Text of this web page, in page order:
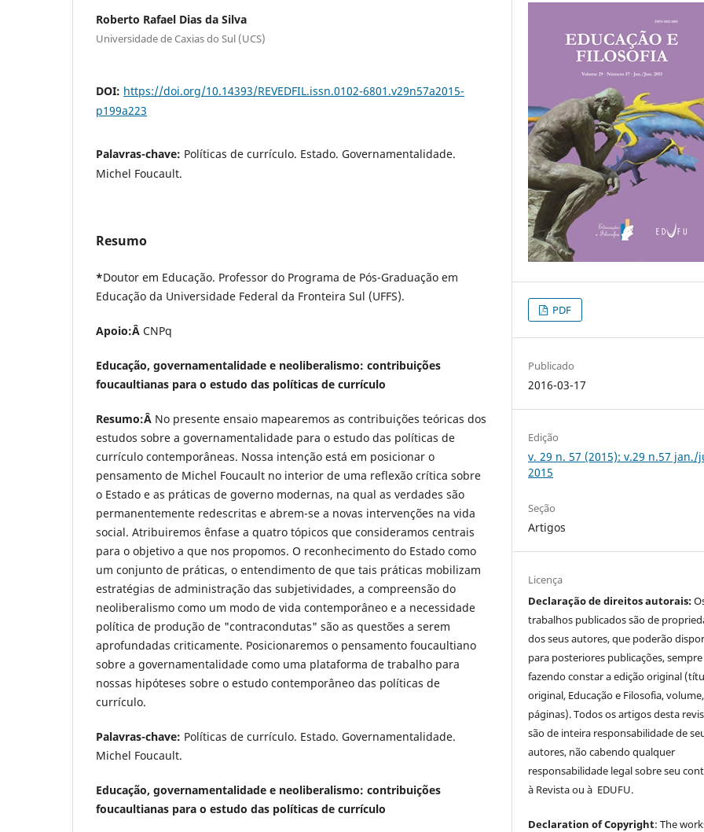
Roberto Rafael Dias da Silva
Universidade de Caxias do Sul (UCS)
DOI: https://doi.org/10.14393/REVEDFIL.issn.0102-6801.v29n57a2015-
p199a223
Palavras-chave: Políticas de currículo. Estado. Governamentalidade.
Michel Foucault.
Resumo
*Doutor em Educação. Professor do Programa de Pós-Graduação em
Educação da Universidade Federal da Fronteira Sul (UFFS).
Apoio:Â CNPq
Educação, governamentalidade e neoliberalismo: contribuições
foucaultianas para o estudo das políticas de currículo
Resumo:Â No presente ensaio mapearemos as contribuições teóricas dos
estudos sobre a governamentalidade para o estudo das políticas de
currículo contemporâneas. Nossa intenção está em posicionar o
pensamento de Michel Foucault no interior de uma reflexão crítica sobre
o Estado e as práticas de governo modernas, na qual as verdades são
permanentemente redescritas e abrem-se a novas intervenções na vida
social. Atribuiremos ênfase a quatro tópicos que consideramos centrais
para o objetivo a que nos propomos. O reconhecimento do Estado como
um conjunto de práticas, o entendimento de que tais práticas mobilizam
estratégias de administração das subjetividades, a compreensão do
neoliberalismo como um modo de vida contemporâneo e a necessidade
política de produção de "contracondutas" são as questões a serem
aprofundadas criticamente. Posicionaremos o pensamento foucaultiano
sobre a governamentalidade como uma plataforma de trabalho para
nossas hipóteses sobre o estudo contemporâneo das políticas de
currículo.
Palavras-chave: Políticas de currículo. Estado. Governamentalidade.
Michel Foucault.
Educação, governamentalidade e neoliberalismo: contribuições
foucaultianas para o estudo das políticas de currículo
PDF
Publicado
2016-03-17
Edição
v. 29 n. 57 (2015): v.29 n.57 jan./
2015
Seção
Artigos
Licença
Declaração de direitos autorais:
trabalhos publicados são de
dos seus autores, que poderão
para posteriores publicações, sempre
fazendo constar a edição original
original, Educação e Filosofia,
páginas). Todos os artigos desta
são de inteira responsabilidade de
autores, não cabendo qualquer
responsabilidade legal sobre seu
à Revista ou à EDUFU.
Declaration of Copyright: The